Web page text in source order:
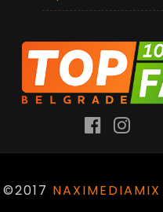
©2017 NAXIMEDIAMIX